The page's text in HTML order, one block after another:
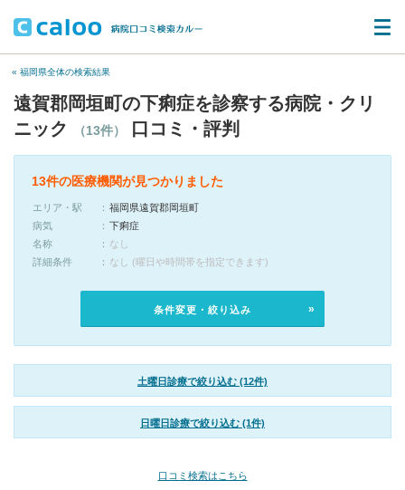
« 福岡県全体の検索結果
遠賀郡岡垣町の下痢症を診察する病院・クリ
ニック
（13件） 口コミ・評判
13件の医療機関が見つかりました
エリア・駅
福岡県遠賀郡岡垣町
病気
下痢症
名称
なし
詳細条件
なし (曜日や時間帯を指定できます)
条件変更・絞り込み
土曜日診療で絞り込む (12件)
日曜日診療で絞り込む (1件)
口コミ検索はこちら